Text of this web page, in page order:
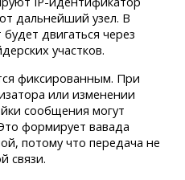
дальнейший узел. В
двигаться через
участков.
фиксированным. При
или изменении
сообщения могут
формирует вавада
потому что передача не
связи.